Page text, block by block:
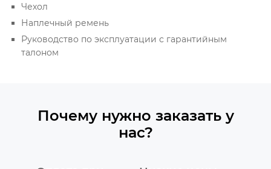
Чехол
Наплечный ремень
Руководство по эксплуатации с гарантийным
талоном
Почему нужно заказать у
нас?